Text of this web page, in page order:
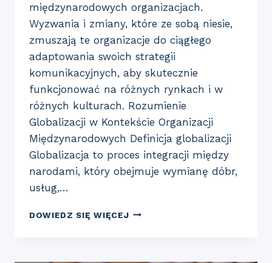
międzynarodowych organizacjach.
Wyzwania i zmiany, które ze sobą niesie,
zmuszają te organizacje do ciągłego
adaptowania swoich strategii
komunikacyjnych, aby skutecznie
funkcjonować na różnych rynkach i w
różnych kulturach. Rozumienie
Globalizacji w Kontekście Organizacji
Międzynarodowych Definicja globalizacji
Globalizacja to proces integracji między
narodami, który obejmuje wymianę dóbr,
usług,…
DOWIEDZ SIĘ WIĘCEJWPŁYW